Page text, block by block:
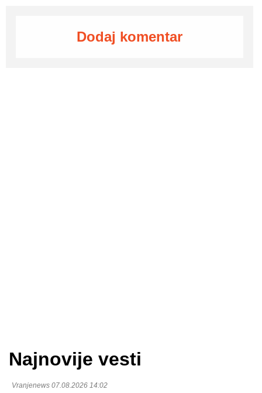
Dodaj komentar
Najnovije vesti
Vranjenews 07.08.2026 14:02